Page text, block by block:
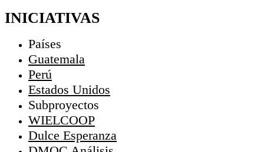
INICIATIVAS
Países
Guatemala
Perú
Estados Unidos
Subproyectos
WIELCOOP
Dulce Esperanza